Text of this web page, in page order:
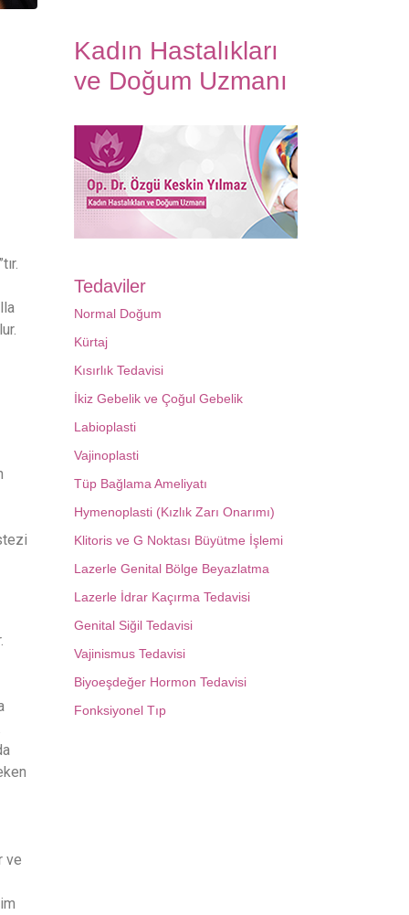
ve
Kadın Hastalıkları
ve Doğum Uzmanı
Tedaviler
Normal Doğum
Kürtaj
Kısırlık Tedavisi
İkiz Gebelik ve Çoğul Gebelik
Labioplasti
Vajinoplasti
Tüp Bağlama Ameliyatı
Hymenoplasti (Kızlık Zarı Onarımı)
Klitoris ve G Noktası Büyütme İşlemi
Lazerle Genital Bölge Beyazlatma
Lazerle İdrar Kaçırma Tedavisi
Genital Siğil Tedavisi
Vajinismus Tedavisi
Biyoeşdeğer Hormon Tedavisi
Fonksiyonel Tıp